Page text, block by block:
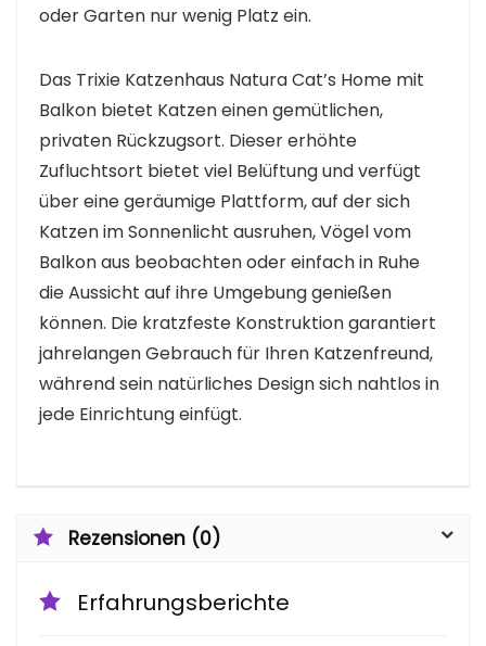
oder Garten nur wenig Platz ein.
Das Trixie Katzenhaus Natura Cat’s Home mit
Balkon bietet Katzen einen gemütlichen,
privaten Rückzugsort. Dieser erhöhte
Zufluchtsort bietet viel Belüftung und verfügt
über eine geräumige Plattform, auf der sich
Katzen im Sonnenlicht ausruhen, Vögel vom
Balkon aus beobachten oder einfach in Ruhe
die Aussicht auf ihre Umgebung genießen
können. Die kratzfeste Konstruktion garantiert
jahrelangen Gebrauch für Ihren Katzenfreund,
während sein natürliches Design sich nahtlos in
jede Einrichtung einfügt.
Rezensionen (0)
Erfahrungsberichte